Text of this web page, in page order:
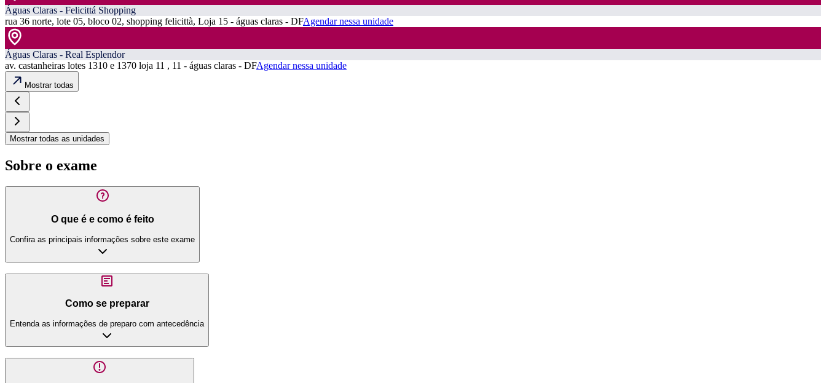
Águas Claras - Felicittá Shopping
rua 36 norte, lote 05, bloco 02, shopping felicittà, Loja 15 - águas claras - DFAgendar nessa unidade
Águas Claras - Real Esplendor
av. castanheiras lotes 1310 e 1370 loja 11 , 11 - águas claras - DFAgendar nessa unidade
Mostrar todas
Mostrar todas as unidades
Sobre o exame
O que é e como é feito
Confira as principais informações sobre este exame
Como se preparar
Entenda as informações de preparo com antecedência